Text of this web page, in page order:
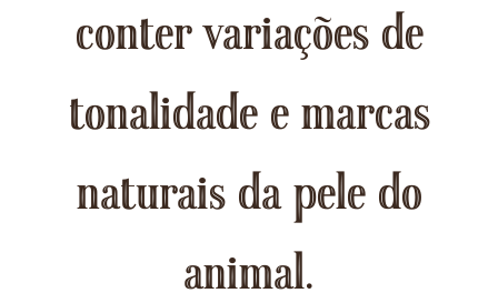
conter variações de
tonalidade e marcas
naturais da pele do
animal.